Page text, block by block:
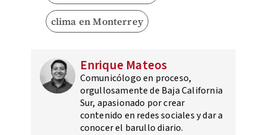
clima en Monterrey
Enrique Mateos
Comunicólogo en proceso,
orgullosamente de Baja California
Sur, apasionado por crear
contenido en redes sociales y dar a
conocer el barullo diario.